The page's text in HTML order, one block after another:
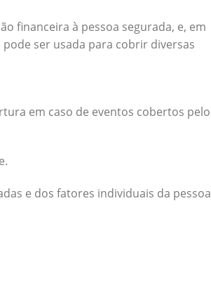
financeira à pessoa segurada, e, em
ser usada para cobrir diversas
em caso de eventos cobertos pelo
e dos fatores individuais da pessoa